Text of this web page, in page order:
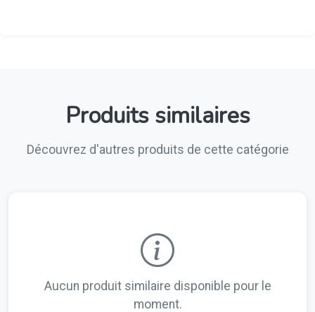
Produits similaires
Découvrez d'autres produits de cette catégorie
Aucun produit similaire disponible pour le
moment.